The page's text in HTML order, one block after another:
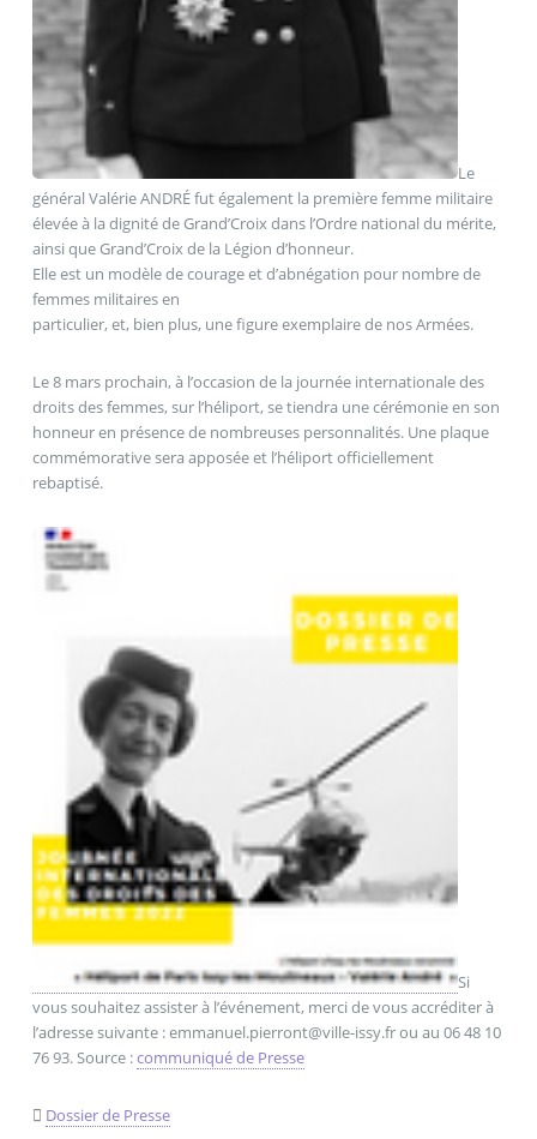
Le
général Valérie ANDRÉ fut également la première femme militaire
élevée à la dignité de Grand’Croix dans l’Ordre national du mérite,
ainsi que Grand’Croix de la Légion d’honneur.
Elle est un modèle de courage et d’abnégation pour nombre de
femmes militaires en
particulier, et, bien plus, une figure exemplaire de nos Armées.
Le 8 mars prochain, à l’occasion de la journée internationale des
droits des femmes, sur l’héliport, se tiendra une cérémonie en son
honneur en présence de nombreuses personnalités. Une plaque
commémorative sera apposée et l’héliport officiellement
rebaptisé.
Si
vous souhaitez assister à l’événement, merci de vous accréditer à
l’adresse suivante : emmanuel.pierront@ville-issy.fr ou au 06 48 10
76 93. Source :communiqué de Presse
 Dossier de Presse